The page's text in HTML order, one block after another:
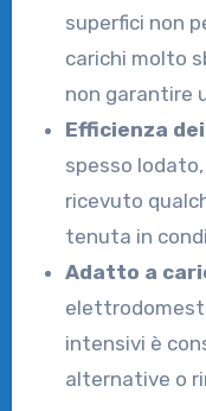
superfici non
carichi molto
non garantire
Efficienza
spesso
ricevuto
tenuta in
Adatto a
intensivi è
alternative o